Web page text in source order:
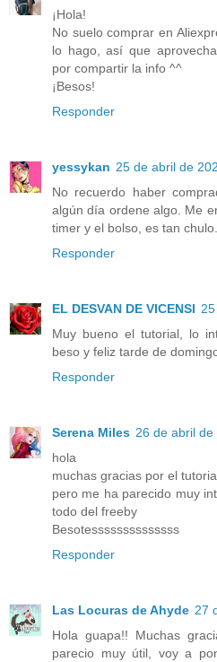
¡Hola!
No suelo comprar en
lo hago, así que
por compartir la info ^^
¡Besos!
Responder
yessykan 25 de abril de
No recuerdo haber
algún día ordene algo. Me
timer y el bolso, es tan chulo.
Responder
EL DESVAN DE VICENSI
Muy bueno el tutorial, lo
beso y feliz tarde de
Responder
Serena Miles 26 de abril
hola
muchas gracias por el
pero me ha parecido muy
todo del freeby
Besotessssssssssssss
Responder
Las Locuras de Ahyde 27
Hola guapa!! Muchas
parecio muy útil, voy a